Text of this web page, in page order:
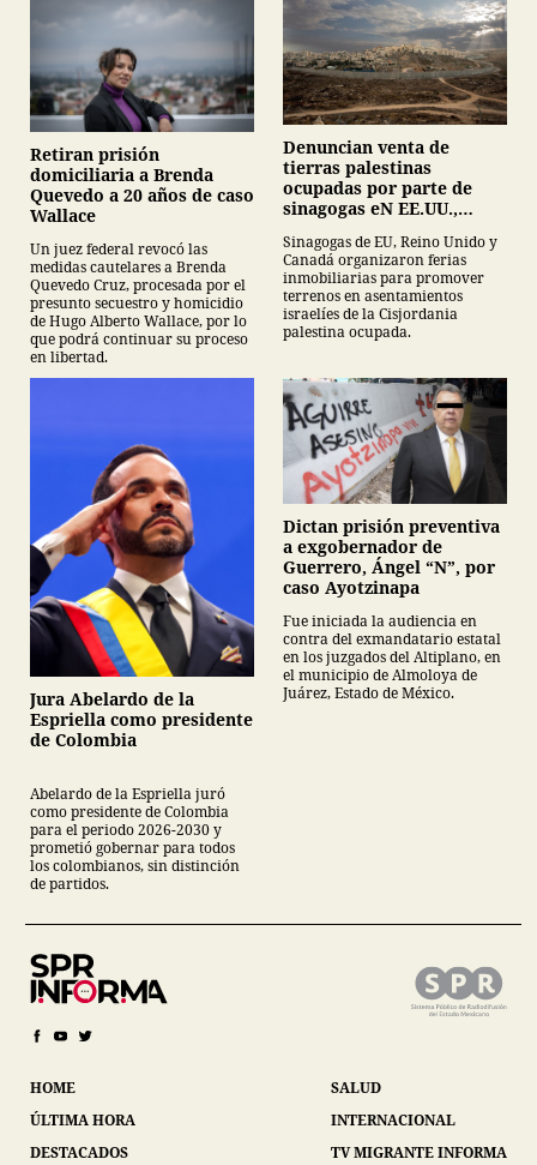
Retiran prisión
domiciliaria a Brenda
Quevedo a 20 años de caso
Wallace
Un juez federal revocó las
medidas cautelares a Brenda
Quevedo Cruz, procesada por el
presunto secuestro y homicidio
de Hugo Alberto Wallace, por lo
que podrá continuar su proceso
en libertad.
Denuncian venta de
tierras palestinas
ocupadas por parte de
sinagogas eN EE.UU.,
Sinagogas de EU, Reino Unido y
Canadá organizaron ferias
inmobiliarias para promover
terrenos en asentamientos
israelíes de la Cisjordania
palestina ocupada.
Jura Abelardo de la
Espriella como presidente
de Colombia
Abelardo de la Espriella juró
como presidente de Colombia
para el periodo 2026-2030 y
prometió gobernar para todos
los colombianos, sin distinción
de partidos.
Dictan prisión preventiva
a exgobernador de
Guerrero, Ángel “N”, por
caso Ayotzinapa
Fue iniciada la audiencia en
contra del exmandatario estatal
en los juzgados del Altiplano, en
el municipio de Almoloya de
Juárez, Estado de México.
HOME
ÚLTIMA HORA
DESTACADOS
SALUD
INTERNACIONAL
TV MIGRANTE INFORMA